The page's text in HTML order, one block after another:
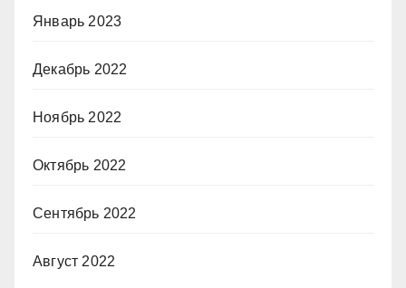
Январь 2023
Декабрь 2022
Ноябрь 2022
Октябрь 2022
Сентябрь 2022
Август 2022